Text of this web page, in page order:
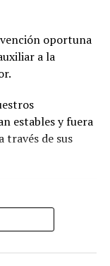
de la
legal,
a todos los
en casos de
oportuna
a la
estables y fuera
través de sus